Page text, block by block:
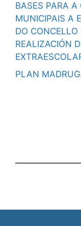
BASES PARA A
MUNICIPAIS A
DO CONCELLO
REALIZACIÓN
PLAN